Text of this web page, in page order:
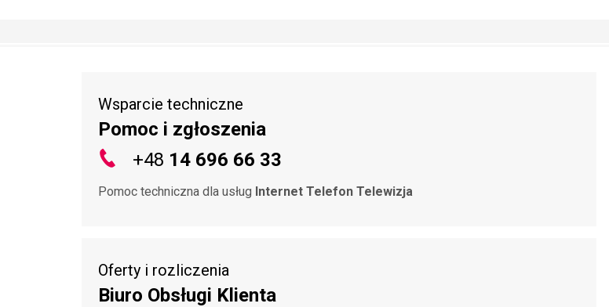
Wsparcie techniczne
Pomoc i zgłoszenia
+48 14 696 66 33
Pomoc techniczna dla usług Internet Telefon Telewizja
Oferty i rozliczenia
Biuro Obsługi Klienta